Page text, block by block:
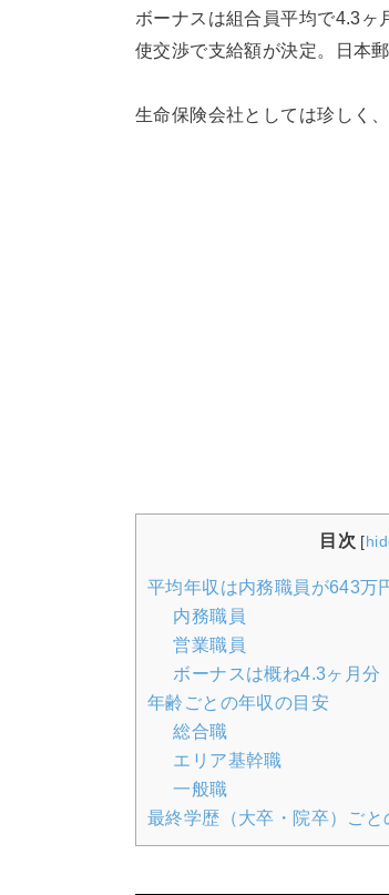
ボーナスは組合員平均で4.3ヶ
使交渉で支給額が決定。日本
生命保険会社としては珍しく
目次 [
平均年収は内務職員が643万
内務職員
営業職員
ボーナスは概ね4.3ヶ月分
年齢ごとの年収の目安
総合職
エリア基幹職
一般職
最終学歴（大卒・院卒）ごと